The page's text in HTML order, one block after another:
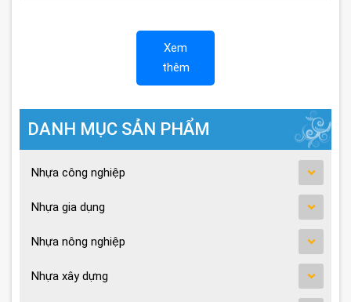
Xem
thêm
DANH MỤC SẢN PHẨM
Nhựa công nghiệp
Nhựa gia dụng
Nhựa nông nghiệp
Nhựa xây dựng